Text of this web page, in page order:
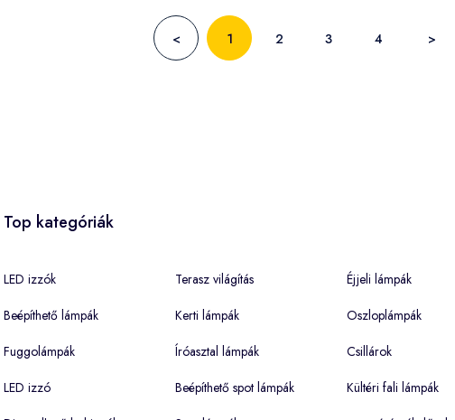
< 1 2 3 4 >
Top kategóriák
LED izzók
Beépíthető lámpák
Fuggolámpák
LED izzó
Terasz világítás
Kerti lámpák
Íróasztal lámpák
Beépíthető spot lámpák
Éjjeli lámpák
Oszloplámpák
Csillárok
Kültéri fali lámpák